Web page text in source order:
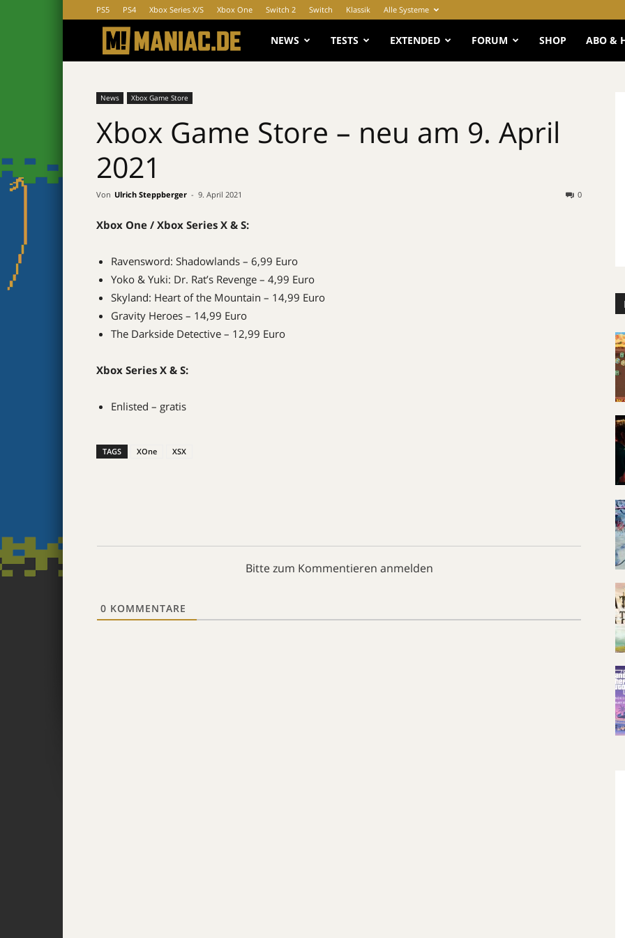
PS5 PS4 Xbox Series X/S Xbox One Switch 2 Switch Klassik Alle Systeme
MANIAC.de
NEWS TESTS EXTENDED FORUM SHOP ABO &
News Xbox Game Store
Xbox Game Store – neu am 9. April
2021
Von Ulrich Steppberger - 9. April 2021 0
Xbox One / Xbox Series X & S:
Ravensword: Shadowlands – 6,99 Euro
Yoko & Yuki: Dr. Rat’s Revenge – 4,99 Euro
Skyland: Heart of the Mountain – 14,99 Euro
Gravity Heroes – 14,99 Euro
The Darkside Detective – 12,99 Euro
Xbox Series X & S:
Enlisted – gratis
TAGS XOne XSX
Bitte zum Kommentieren anmelden
0 KOMMENTARE